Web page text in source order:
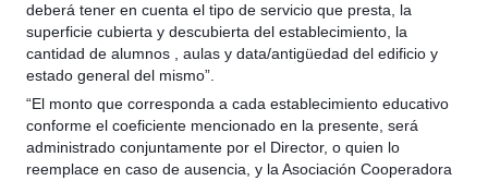
deberá tener en cuenta el tipo de servicio que presta, la
superficie cubierta y descubierta del establecimiento, la
cantidad de alumnos , aulas y data/antigüedad del edificio y
estado general del mismo”.
“El monto que corresponda a cada establecimiento educativo
conforme el coeficiente mencionado en la presente, será
administrado conjuntamente por el Director, o quien lo
reemplace en caso de ausencia, y la Asociación Cooperadora